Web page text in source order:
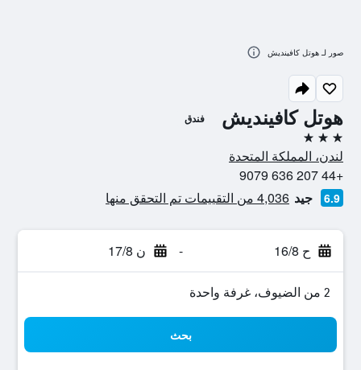
هوتل كافينديش فندق
3 نجوم
لندن، المملكة المتحدة
+44 207 636 9079
6.9 جيد 4,036 من التقييمات تم التحقق منها
ح 16/8 - ن 17/8
2 من الضيوف، غرفة واحدة
بحث
صور لـ هوتل كافينديش